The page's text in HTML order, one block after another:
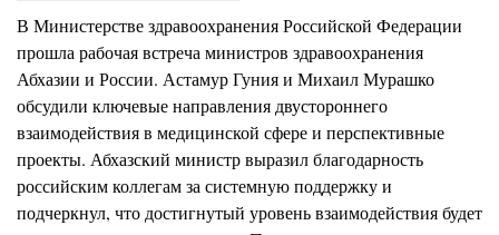
В Министерстве здравоохранения Российской Федерации
прошла рабочая встреча министров здравоохранения
Абхазии и России. Астамур Гуния и Михаил Мурашко
обсудили ключевые направления двустороннего
взаимодействия в медицинской сфере и перспективные
проекты. Абхазский министр выразил благодарность
российским коллегам за системную поддержку и
подчеркнул, что достигнутый уровень взаимодействия будет